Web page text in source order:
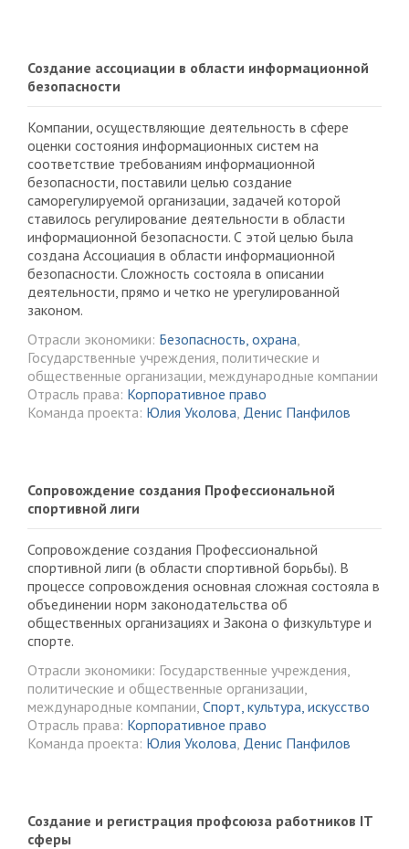
Создание ассоциации в области информационной
безопасности
Компании, осуществляющие деятельность в сфере
оценки состояния информационных систем на
соответствие требованиям информационной
безопасности, поставили целью создание
саморегулируемой организации, задачей которой
ставилось регулирование деятельности в области
информационной безопасности. С этой целью была
создана Ассоциация в области информационной
безопасности. Сложность состояла в описании
деятельности, прямо и четко не урегулированной
законом.
Отрасли экономики: Безопасность, охрана,
Государственные учреждения, политические и
общественные организации, международные компании
Отрасль права: Корпоративное право
Команда проекта: Юлия Уколова, Денис Панфилов
Сопровождение создания Профессиональной
спортивной лиги
Сопровождение создания Профессиональной
спортивной лиги (в области спортивной борьбы). В
процессе сопровождения основная сложная состояла в
объединении норм законодательства об
общественных организациях и Закона о физкультуре и
спорте.
Отрасли экономики: Государственные учреждения,
политические и общественные организации,
международные компании, Спорт, культура, искусство
Отрасль права: Корпоративное право
Команда проекта: Юлия Уколова, Денис Панфилов
Создание и регистрация профсоюза работников IT
сферы